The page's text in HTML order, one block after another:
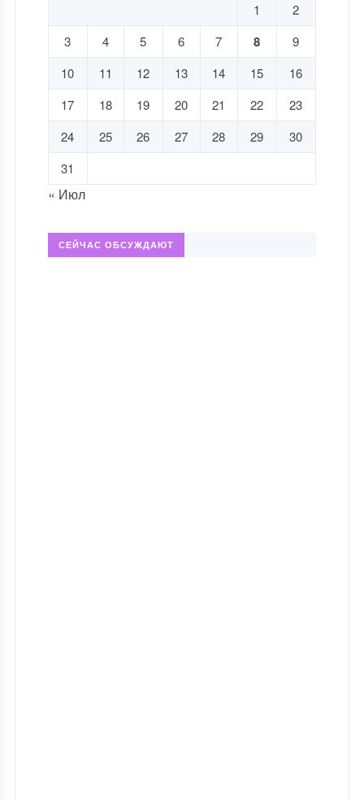
1
2
3
4 5 6 7 8
9
10
11 12 13 14 15
16
17
18 19 20 21 22
23
24
25 26 27 28 29
30
31
« Июл
СЕЙЧАС ОБСУЖДАЮТ